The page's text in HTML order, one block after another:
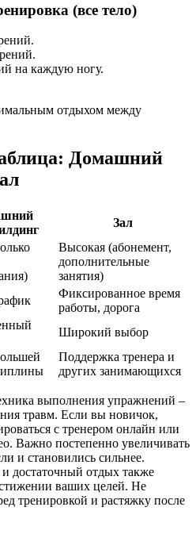
(все тело)
на каждую ногу.
отдыхом между
Домашний
Зал
Высокая (абонемент,
дополнительные
занятия)
Фиксированное время
работы, дорога
Широкий выбор
Поддержка тренера и
других занимающихся
выполнения упражнений –
травм. Если вы новичок,
с тренером онлайн или
Важно постепенно увеличивать
и становились сильнее.
достаточный отдых также
ваших целей. Не
тренировкой и растяжку после